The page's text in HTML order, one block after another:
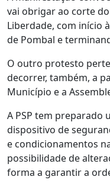
vai obrigar ao corte
Liberdade, com início
de Pombal e
O outro protesto
decorrer, também, a
Município e a
A PSP tem preparado
dispositivo de
e condicionamentos
possibilidade de
forma a garantir a